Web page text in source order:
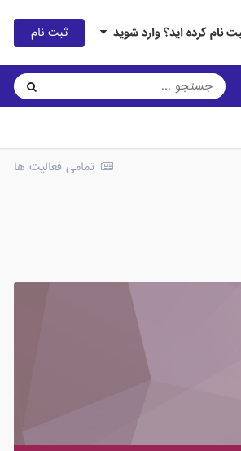
نام کرده اید؟ وارد شوید ثبت نام
تمامی فعالیت ها